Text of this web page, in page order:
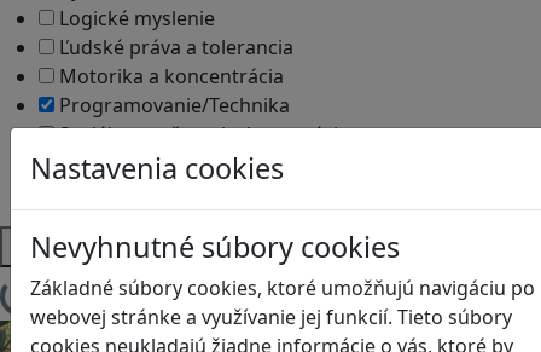
Nastavenia cookies
Nevyhnutné súbory cookies
Základné súbory cookies, ktoré umožňujú navigáciu po
webovej stránke a využívanie jej funkcií. Tieto súbory
cookies neukladajú žiadne informácie o vás, ktoré by
Logické myslenie
Ľudské práva a tolerancia
Motorika a koncentrácia
Programovanie/Technika
Sociálne zručnosti a kooperácia
Strategické myslenie
Platformy
Načítam blogy